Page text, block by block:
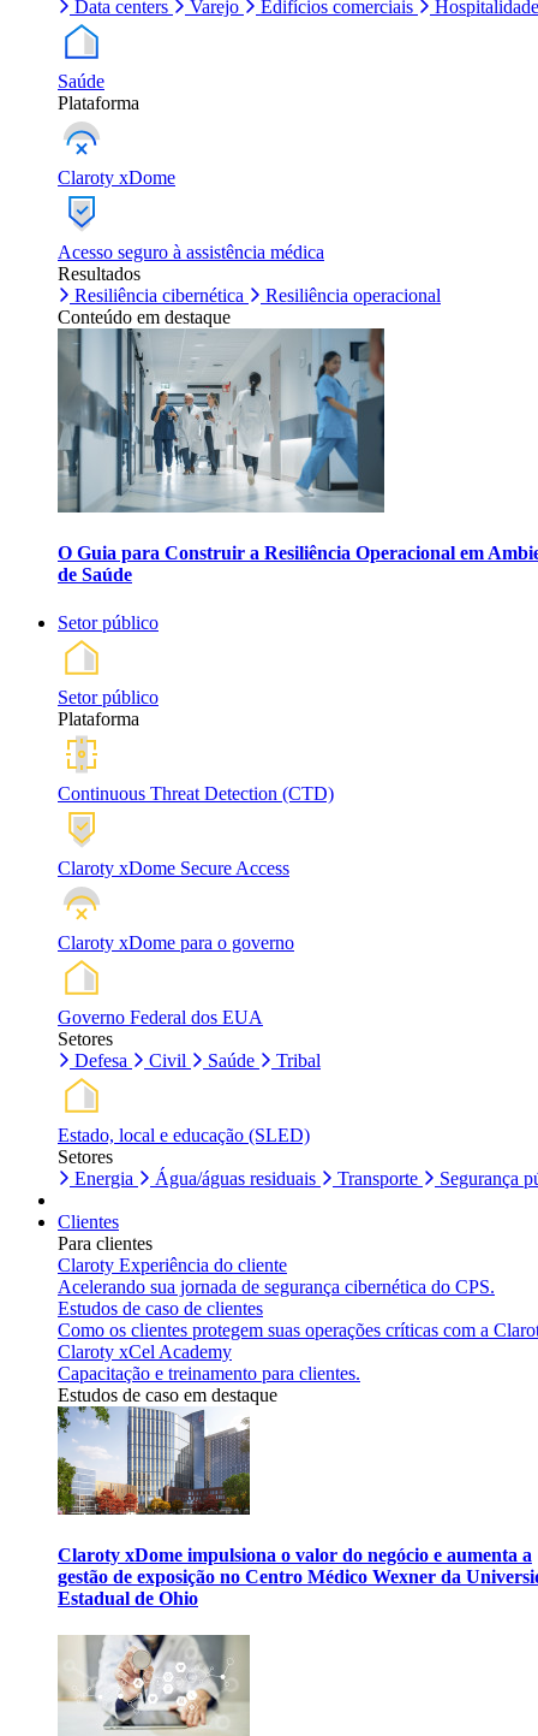
Data centers
Varejo Edifícios comerciais Hospitalidade
Saúde
Plataforma
Claroty xDome
Acesso seguro à assistência médica
Resultados
Resiliência cibernética
Resiliência operacional
Conteúdo em destaque
O Guia para Construir a Resiliência Operacional em
de Saúde
Setor público
Setor público
Plataforma
Continuous Threat Detection (CTD)
Claroty xDome Secure Access
Claroty xDome para o governo
Governo Federal dos EUA
Setores
Defesa
Civil Saúde Tribal
Estado, local e educação (SLED)
Setores
Energia
Água/águas residuais Transporte Segurança
Clientes
Para clientes
Claroty Experiência do cliente
Acelerando sua jornada de segurança cibernética do CPS.
Estudos de caso de clientes
Como os clientes protegem suas operações críticas com a
Claroty xCel Academy
Capacitação e treinamento para clientes.
Estudos de caso em destaque
Claroty xDome impulsiona o valor do negócio e aumenta a
gestão de exposição no Centro Médico Wexner da
Estadual de Ohio